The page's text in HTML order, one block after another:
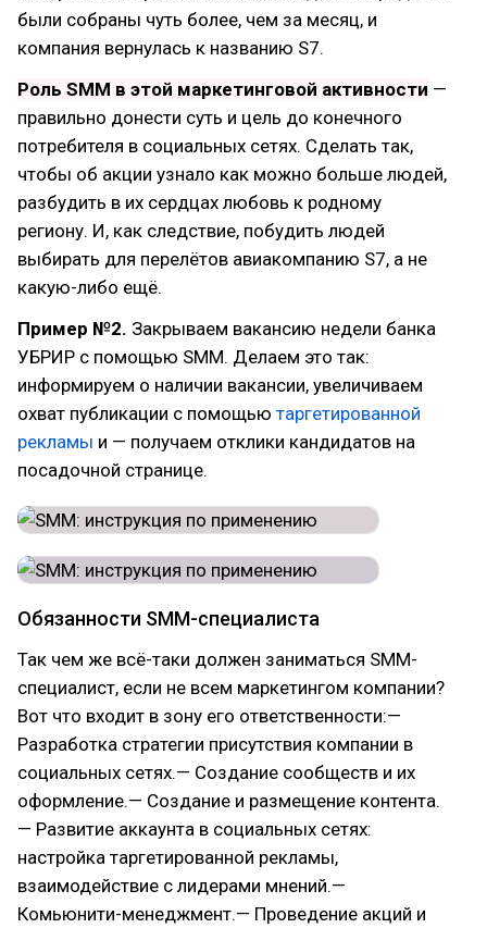
были собраны чуть более, чем за месяц, и
компания вернулась к названию S7.
Роль SMM в этой маркетинговой активности —
правильно донести суть и цель до конечного
потребителя в социальных сетях. Сделать так,
чтобы об акции узнало как можно больше людей,
разбудить в их сердцах любовь к родному
региону. И, как следствие, побудить людей
выбирать для перелётов авиакомпанию S7, а не
какую-либо ещё.
Пример №2. Закрываем вакансию недели банка
УБРИР с помощью SMM. Делаем это так:
информируем о наличии вакансии, увеличиваем
охват публикации с помощью таргетированной
рекламы и — получаем отклики кандидатов на
посадочной странице.
Обязанности SMM-специалиста
Так чем же всё-таки должен заниматься SMM-
специалист, если не всем маркетингом компании?
Вот что входит в зону его ответственности:—
Разработка стратегии присутствия компании в
социальных сетях.— Создание сообществ и их
оформление.— Создание и размещение контента.
— Развитие аккаунта в социальных сетях:
настройка таргетированной рекламы,
взаимодействие с лидерами мнений.—
Комьюнити-менеджмент.— Проведение акций и